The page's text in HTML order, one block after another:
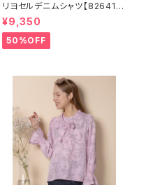
リヨセルデニムシャツ【826410
5】
¥9,350
50%OFF